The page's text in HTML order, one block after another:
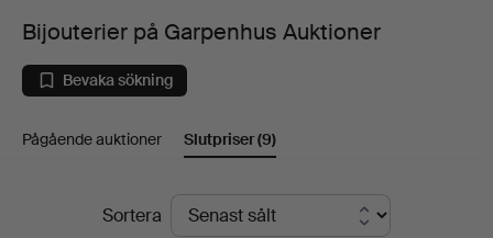
på
Garpenhus
Auktioner
Bijouterier på Garpenhus Auktioner
Bevaka sökning
Pågående auktioner Slutpriser(9)
SlutpriserSortera